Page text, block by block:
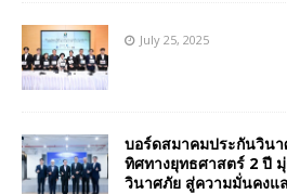
July 25, 2025
บอร์ดสมาคมประกันวิน
ทิศทางยุทธศาสตร์ 2 ปี
วินาศภัย สู่ความมั่นคงแ